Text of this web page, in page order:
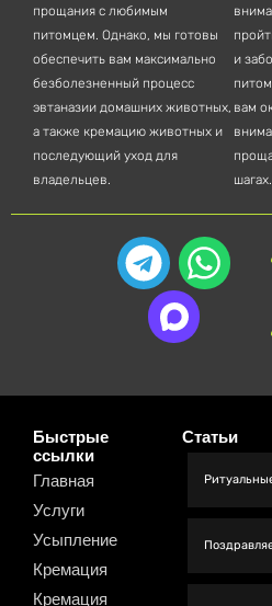
прощания с любимым
питомцем. Однако, мы готовы
обеспечить вам максимально
безболезненный процесс
эвтаназии домашних животных,
а также кремацию животных и
последующий уход для
владельцев.
и
вам
шагах.
T
e
l
g
W
h
s
a
p
Быстрые
ссылки
Главная
Услуги
Усыпление
Кремация
Кремация
Статьи